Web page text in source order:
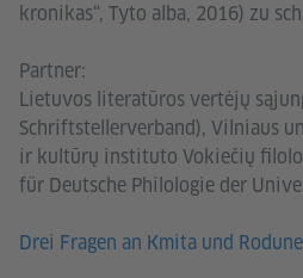
kronikas“, Tyto alba, 2016) zu
Partner:
Lietuvos literatūros vertėjų
Schriftstellerverband), Vilniaus
ir kultūrų instituto Vokiečių
für Deutsche Philologie der
Drei Fragen an Kmita und